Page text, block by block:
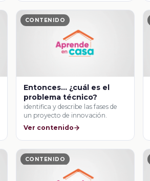
CONTENIDO
Entonces… ¿cuál es el
problema técnico?
identifica y describe las fases de
un proyecto de innovación.
Ver contenido
CONTENIDO